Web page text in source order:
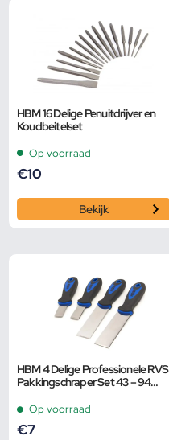
HBM 16 Delige Penuitdrijver en
Koudbeitelset
Op voorraad
€10
Bekijk
HBM 4 Delige Professionele RVS
Pakkingschraper Set 43 – 94
Op voorraad
€7